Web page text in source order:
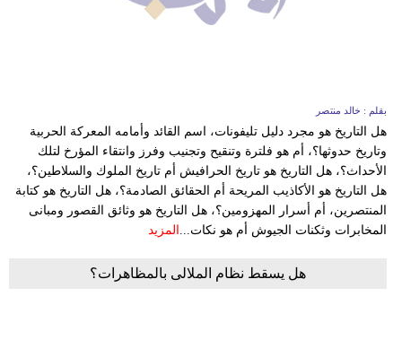
بقلم : خالد منتصر
هل التاريخ هو مجرد دليل تليفونات، اسم القائد وأمامه المعركة الحربية
وتاريخ حدوثها؟، أم هو فلترة وتنقيح وتجنيب وفرز وانتقاء المؤرخ لتلك
الأحداث؟، هل التاريخ هو تاريخ الحرافيش أم تاريخ الملوك والسلاطين؟،
هل التاريخ هو الأكاذيب المريحة أم الحقائق الصادمة؟، هل التاريخ هو كتابة
المنتصرين، أم أسرار المهزومين؟، هل التاريخ هو وثائق القصور ومبانى
المخابرات وثكنات الجيوش أم هو نكات...
المزيد
هل يسقط نظام الملالى بالمظاهرات؟